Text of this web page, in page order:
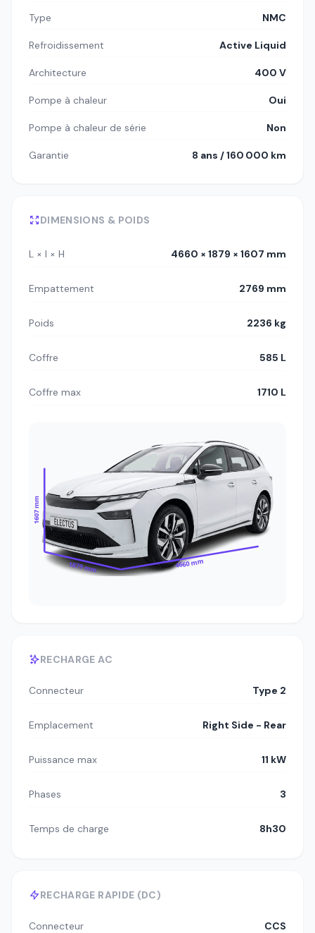
Type NMC
Refroidissement Active Liquid
Architecture 400 V
Pompe à chaleur Oui
Pompe à chaleur de série Non
Garantie 8 ans / 160 000 km
DIMENSIONS & POIDS
L × l × H 4660 × 1879 × 1607 mm
Empattement 2769 mm
Poids 2236 kg
Coffre 585 L
Coffre max 1710 L
1607 mm
1879 mm 4660 mm
RECHARGE AC
Connecteur Type 2
Emplacement Right Side - Rear
Puissance max 11 kW
Phases 3
Temps de charge 8h30
RECHARGE RAPIDE (DC)
Connecteur CCS